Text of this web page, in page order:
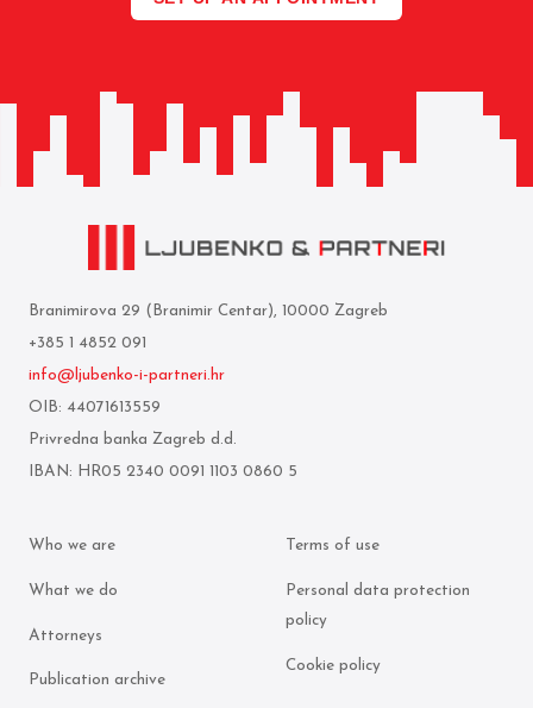
Branimirova 29 (Branimir Centar), 10000 Zagreb
+385 1 4852 091
info@ljubenko-i-partneri.hr
OIB: 44071613559
Privredna banka Zagreb d.d.
IBAN: HR05 2340 0091 1103 0860 5
Who we are
What we do
Attorneys
Publication archive
Terms of use
Personal data protection
policy
Cookie policy